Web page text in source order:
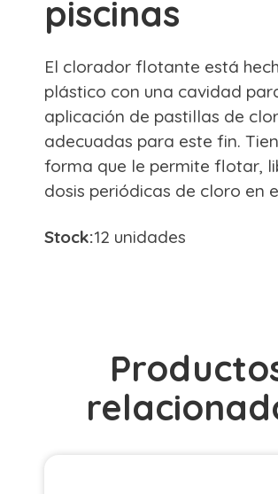
piscinas
El clorador flotante está
plástico con una cavidad
aplicación de pastillas de
adecuadas para este fin.
forma que le permite flotar,
dosis periódicas de cloro en
Stock:12 unidades